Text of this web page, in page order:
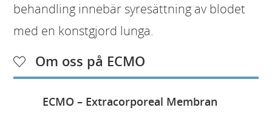
behandling innebär syresättning av blodet
med en konstgjord lunga.
Om oss på ECMO
ECMO – Extracorporeal Membran